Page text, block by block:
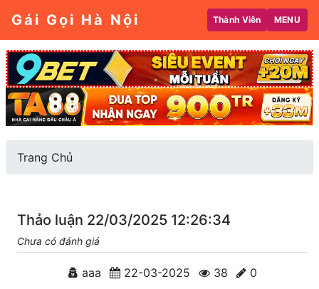
Gái Gọi Hà Nội Thành Viên MENU
Trang Chủ
Thảo luận 22/03/2025 12:26:34
Chưa có đánh giá
aaa 22-03-2025 38 0